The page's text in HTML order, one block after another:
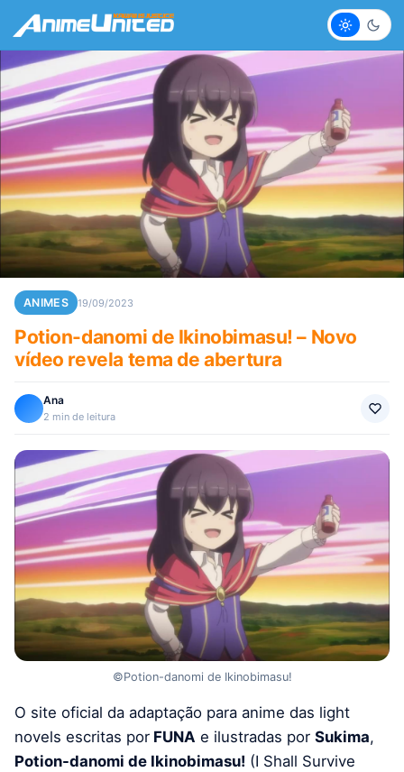
Claro
ANIMES 19/09/2023
Potion-danomi de Ikinobimasu! – Novo
vídeo revela tema de abertura
Ana
2 min de leitura
©Potion-danomi de Ikinobimasu!
O site oficial da adaptação para anime das light
novels escritas por FUNA e ilustradas por Sukima,
Potion-danomi de Ikinobimasu! (I Shall Survive